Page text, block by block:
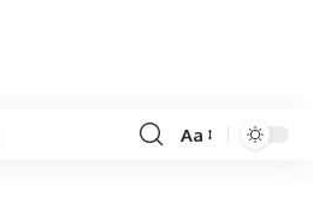
Font
Aa